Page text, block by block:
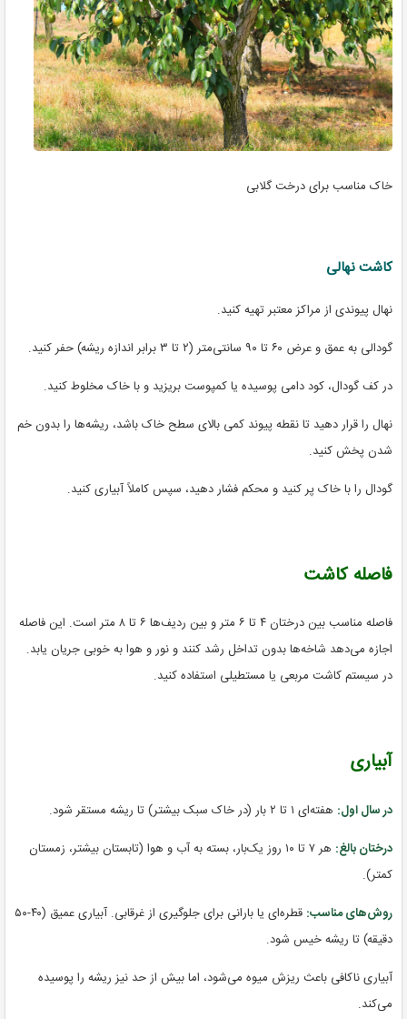
خاک مناسب برای درخت گلابی
کاشت نهالی
نهال پیوندی از مراکز معتبر تهیه کنید.
گودالی به عمق و عرض ۶۰ تا ۹۰ سانتی‌متر (۲ تا ۳ برابر اندازه ریشه) حفر کنید.
در کف گودال، کود دامی پوسیده یا کمپوست بریزید و با خاک مخلوط کنید.
نهال را قرار دهید تا نقطه پیوند کمی بالای سطح خاک باشد، ریشه‌ها را بدون خم
شدن پخش کنید.
گودال را با خاک پر کنید و محکم فشار دهید، سپس کاملاً آبیاری کنید.
فاصله کاشت
فاصله مناسب بین درختان ۴ تا ۶ متر و بین ردیف‌ها ۶ تا ۸ متر است. این فاصله
اجازه می‌دهد شاخه‌ها بدون تداخل رشد کنند و نور و هوا به خوبی جریان یابد.
در سیستم کاشت مربعی یا مستطیلی استفاده کنید.
آبیاری
در سال اول: هفته‌ای ۱ تا ۲ بار (در خاک سبک بیشتر) تا ریشه مستقر شود.
درختان بالغ:
هر ۷ تا ۱۰ روز یک‌بار، بسته به آب و هوا (تابستان بیشتر، زمستان
کمتر).
روش‌های مناسب:
قطره‌ای یا بارانی برای جلوگیری از غرقابی. آبیاری عمیق (۴۰-۵۰
دقیقه) تا ریشه خیس شود.
آبیاری ناکافی باعث ریزش میوه می‌شود، اما بیش از حد نیز ریشه را پوسیده
می‌کند.